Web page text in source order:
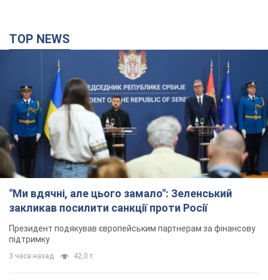
TOP NEWS
"Ми вдячні, але цього замало": Зеленський
закликав посилити санкції проти Росії
Президент подякував європейським партнерам за фінансову
підтримку
3 часа назад 42,0 т.